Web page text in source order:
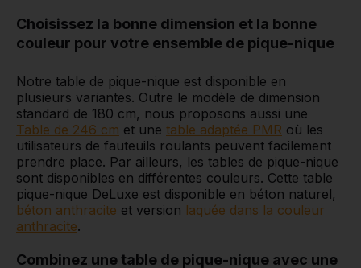
Choisissez la bonne dimension et la bonne
couleur pour votre ensemble de pique-nique
Notre table de pique-nique est disponible en
plusieurs variantes. Outre le modèle de dimension
standard de 180 cm, nous proposons aussi une
Table de 246 cm et une table adaptée PMR où les
utilisateurs de fauteuils roulants peuvent facilement
prendre place. Par ailleurs, les tables de pique-nique
sont disponibles en différentes couleurs. Cette table
pique-nique DeLuxe est disponible en béton naturel,
béton anthracite et version laquée dans la couleur
anthracite.
Combinez une table de pique-nique avec une